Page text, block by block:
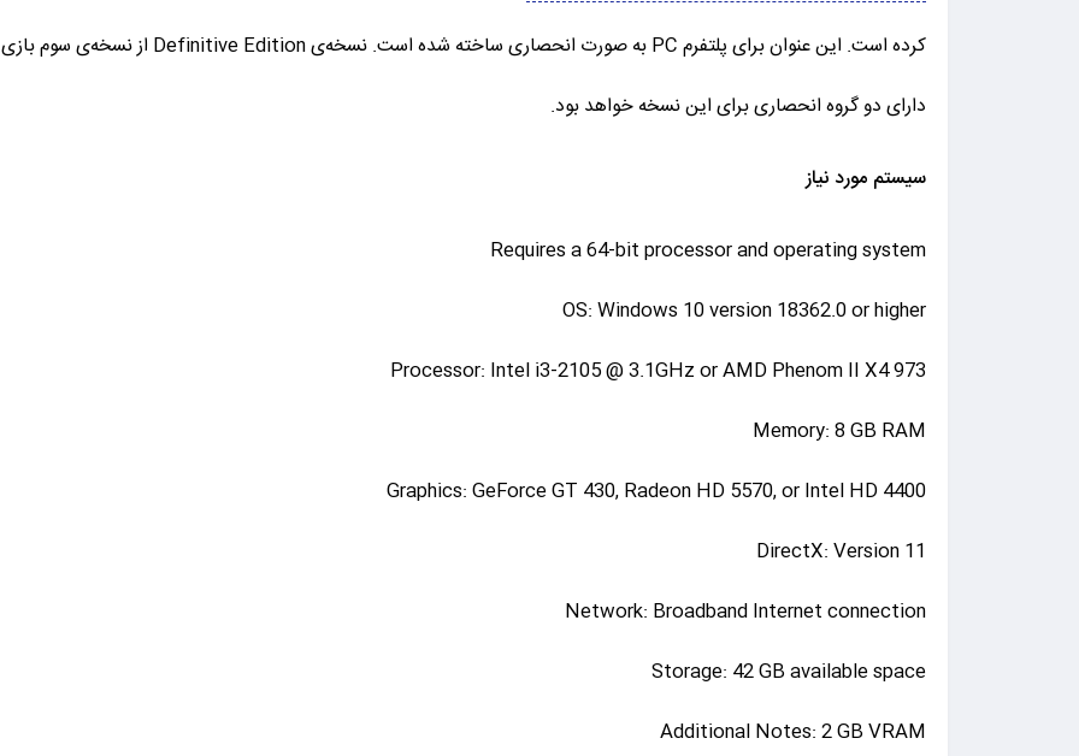
دارای دو گروه انحصاری برای این نسخه خواهد بود.
سیستم مورد نیاز
Requires a 64-bit processor and operating system
OS: Windows 10 version 18362.0 or higher
Processor: Intel i3-2105 @ 3.1GHz or AMD Phenom II X4 973
Memory: 8 GB RAM
Graphics: GeForce GT 430, Radeon HD 5570, or Intel HD 4400
DirectX: Version 11
Network: Broadband Internet connection
Storage: 42 GB available space
Additional Notes: 2 GB VRAM